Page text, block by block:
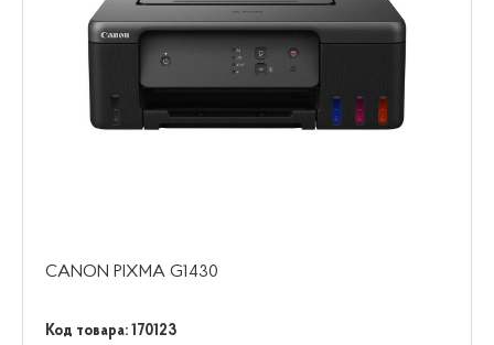
CANON PIXMA G1430
Код товара: 170123